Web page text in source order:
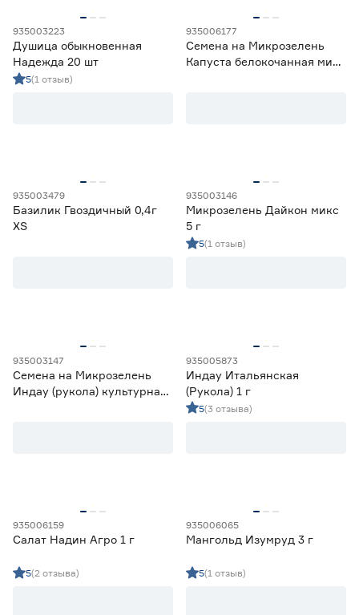
935003223
Душица обыкновенная
Надежда 20 шт
5(1 отзыв)
935006177
Семена на Микрозелень
Капуста белокочанная микс
935003479
Базилик Гвоздичный 0,4г
ХS
935003146
Микрозелень Дайкон микс
5 г
5(1 отзыв)
935003147
Семена на Микрозелень
Индау (рукола) культурная
935005873
Индау Итальянская
(Рукола) 1 г
5(3 отзыва)
935006159
Салат Надин Агро 1 г
5(2 отзыва)
935006065
Мангольд Изумруд 3 г
5(1 отзыв)